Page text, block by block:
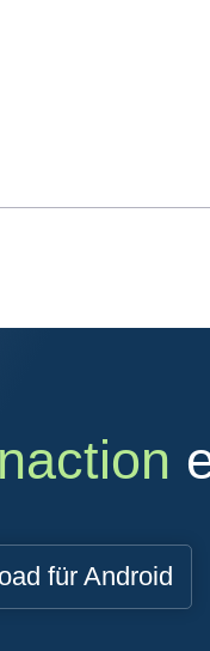
für Android